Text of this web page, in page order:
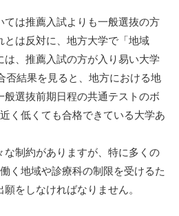
ては推薦入試よりも一般選抜の方
とは反対に、地方大学で「地域
は、推薦入試の方が入り易い大学
否結果を見ると、地方における地
選抜前期日程の共通テストのボ
く低くても合格できている大学あ
制約がありますが、特に多くの
く地域や診療科の制限を受けるた
をしなければなりません。